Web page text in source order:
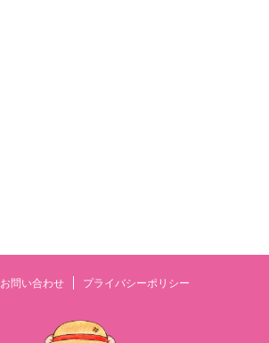
お問い合わせ プライバシーポリシー